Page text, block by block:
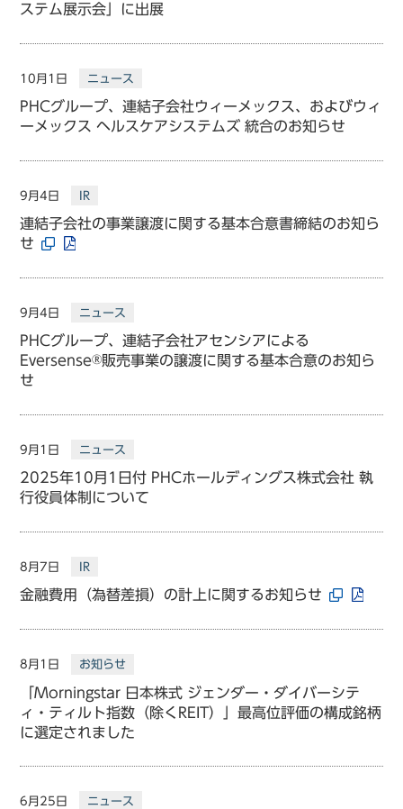
ステム展示会」に出展
10月1日 ニュース
PHCグループ、連結子会社ウィーメックス、およびウィ
ーメックス ヘルスケアシステムズ 統合のお知らせ
9月4日 IR
連結子会社の事業譲渡に関する基本合意書締結のお知ら
せ
9月4日 ニュース
PHCグループ、連結子会社アセンシアによる
Eversense®販売事業の譲渡に関する基本合意のお知ら
せ
9月1日 ニュース
2025年10月1日付 PHCホールディングス株式会社 執
行役員体制について
8月7日 IR
金融費用（為替差損）の計上に関するお知らせ
8月1日 お知らせ
「Morningstar 日本株式 ジェンダー・ダイバーシテ
ィ・ティルト指数（除くREIT）」最高位評価の構成銘柄
に選定されました
6月25日 ニュース